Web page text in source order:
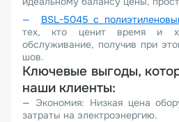
BSL-5045 с
тех, кто ценит время и
обслуживание, получив при
шов.
Ключевые выгоды,
наши клиенты:
Экономия: Низкая цена
затраты на электроэнергию.